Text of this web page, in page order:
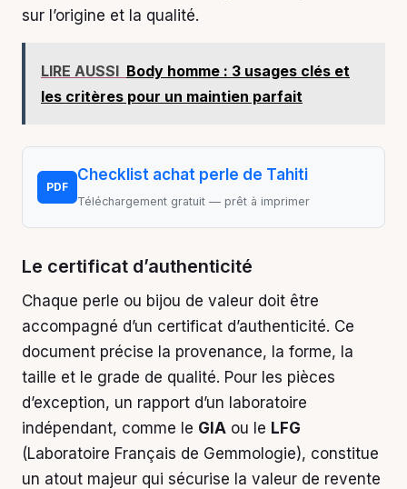
sur l’origine et la qualité.
LIRE AUSSI Body homme : 3 usages clés et
les critères pour un maintien parfait
PDF
Checklist achat perle de Tahiti
Téléchargement gratuit — prêt à imprimer
Le certificat d’authenticité
Chaque perle ou bijou de valeur doit être
accompagné d’un certificat d’authenticité. Ce
document précise la provenance, la forme, la
taille et le grade de qualité. Pour les pièces
d’exception, un rapport d’un laboratoire
indépendant, comme le GIA ou le LFG
(Laboratoire Français de Gemmologie), constitue
un atout majeur qui sécurise la valeur de revente